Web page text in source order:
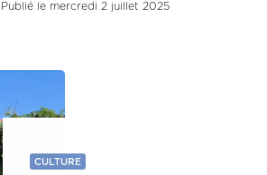
Publié le mercredi 2 juillet 2025
CULTURE